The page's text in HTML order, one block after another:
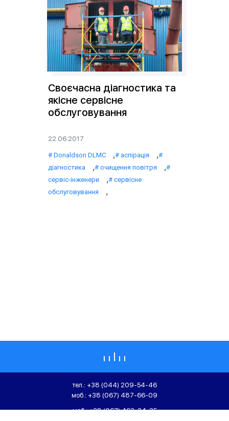
Своєчасна діагностика та
якісне сервісне
обслуговування
22.06.2017
Donaldson DLMC , аспірація ,
діагностика , очищення повітря ,
сервіс-інженери ,
сервісне
обслуговування
,
тел.: +38 (044) 209-54-46
моб.: +38 (067) 487-66-09
моб.:+38 (067) 463-34-35